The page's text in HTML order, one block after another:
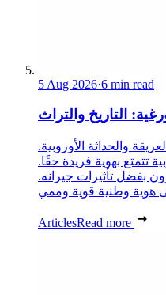
5 Aug 2026·6 min read
التاريخ والتراث
والحداثة الأوروبية.
تتمتع بهوية فريدة حقًا.
بفضل تأثيرات جيرانه.
ArticlesRead more